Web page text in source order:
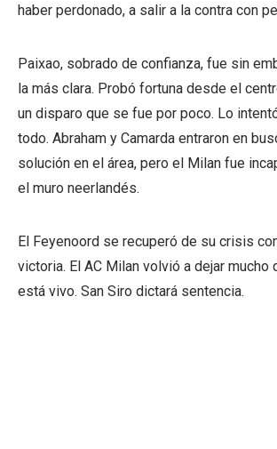
haber perdonado, a salir a la contra con
Paixao, sobrado de confianza, fue sin
la más clara. Probó fortuna desde el
un disparo que se fue por poco. Lo
todo. Abraham y Camarda entraron en
solución en el área, pero el Milan fue
el muro neerlandés.
El Feyenoord se recuperó de su crisis
victoria. El AC Milan volvió a dejar mucho
está vivo. San Siro dictará sentencia.